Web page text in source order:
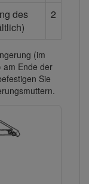
des
2
(im
am Ende der
Sie